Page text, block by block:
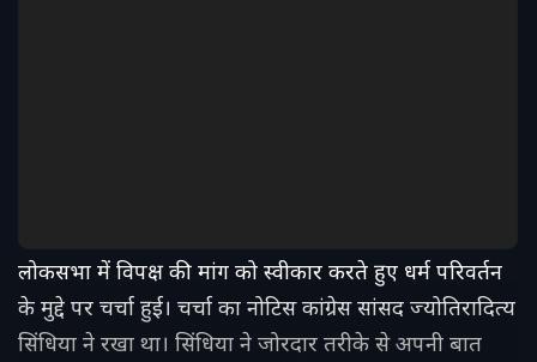
लोकसभा में विपक्ष की मांग को स्वीकार करते हुए धर्म परिवर्तन
के मुद्दे पर चर्चा हुई। चर्चा का नोटिस कांग्रेस सांसद ज्योतिरादित्य
सिंधिया ने रखा था। सिंधिया ने जोरदार तरीके से अपनी बात